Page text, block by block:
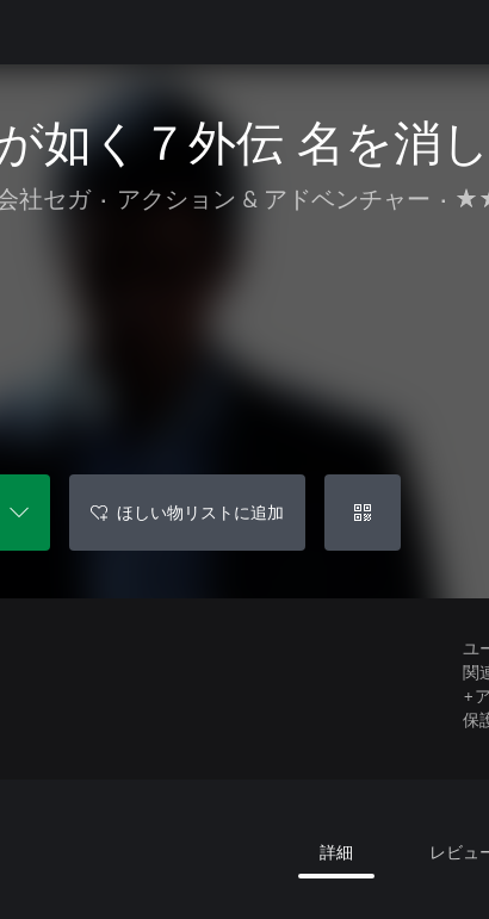
如く７外伝 名を消
社セガ • アクション & アドベンチャー •
ほしい物リストに追加
ユ
関
+
保
詳細 レビュ